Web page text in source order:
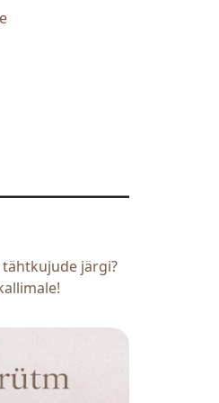
järgi?